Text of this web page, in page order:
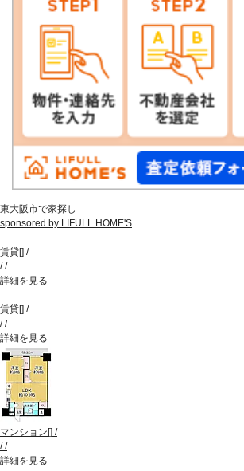
東大阪市で家探し
sponsored by LIFULL HOME'S
賃貸[] /
//
詳細を見る
賃貸[] /
//
詳細を見る
マンション [] /
//
詳細を見る